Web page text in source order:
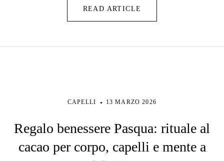
READ ARTICLE
CAPELLI 13 MARZO 2026
Regalo benessere Pasqua: rituale al
cacao per corpo, capelli e mente a